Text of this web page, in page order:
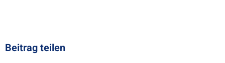
Beitrag teilen